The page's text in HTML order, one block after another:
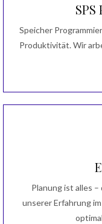
Speicher
Produktivität. Wir
Planung ist alles
unserer Erfahrung